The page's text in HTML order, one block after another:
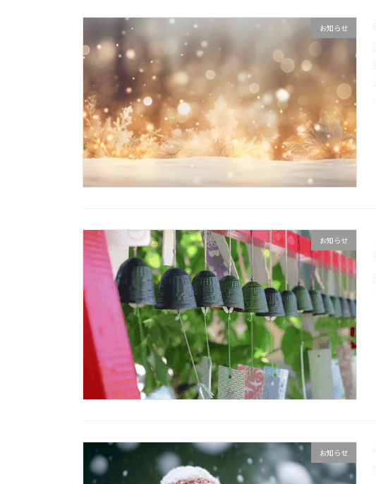
お知らせ
お知らせ
お知らせ